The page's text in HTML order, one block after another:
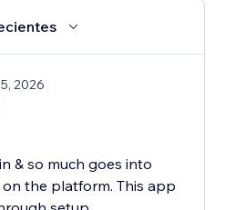
2026
& so much goes into
the platform. This app